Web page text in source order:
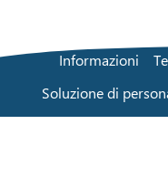
Informazioni
Soluzione di